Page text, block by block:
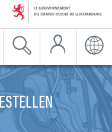
Suche
Mein Konto